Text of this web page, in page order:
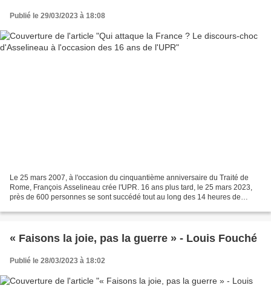
Publié le 29/03/2023 à 18:08
Le 25 mars 2007, à l'occasion du cinquantième anniversaire du Traité de
Rome, François Asselineau crée l'UPR. 16 ans plus tard, le 25 mars 2023,
près de 600 personnes se sont succédé tout au long des 14 heures de
« Faisons la joie, pas la guerre » - Louis Fouché
Publié le 28/03/2023 à 18:02